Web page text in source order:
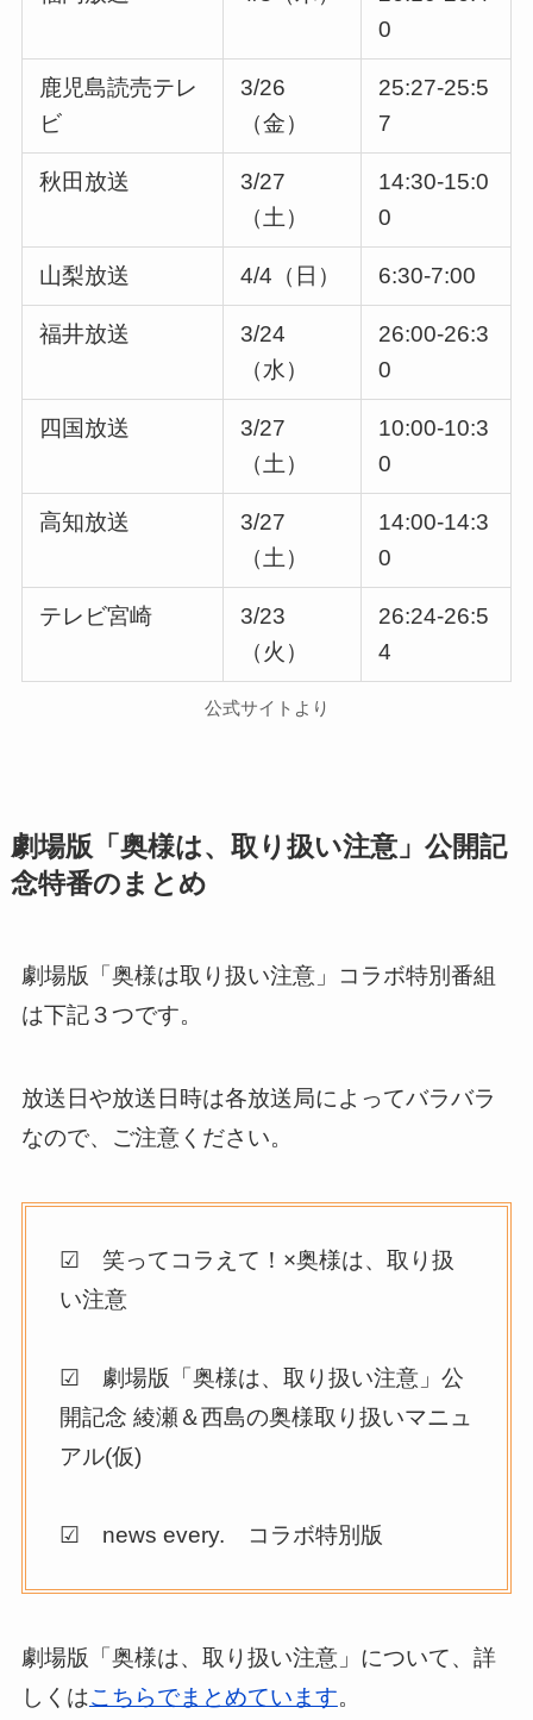
0
鹿児島読売テレ
ビ
3/26
（金）
25:27-25:5
7
秋田放送
3/27
（土）
14:30-15:0
0
山梨放送 4/4（日） 6:30-7:00
福井放送
3/24
（水）
26:00-26:3
0
四国放送
3/27
（土）
10:00-10:3
0
高知放送
3/27
（土）
14:00-14:3
0
テレビ宮崎
3/23
（火）
26:24-26:5
4
公式サイトより
劇場版「奥様は、取り扱い注意」公開記
念特番のまとめ
劇場版「奥様は取り扱い注意」コラボ特別番組
は下記３つです。
放送日や放送日時は各放送局によってバラバラ
なので、ご注意ください。
☑ 笑ってコラえて！×奥様は、取り扱
い注意
☑ 劇場版「奥様は、取り扱い注意」公
開記念 綾瀬＆西島の奥様取り扱いマニュ
アル(仮)
☑ news every. コラボ特別版
劇場版「奥様は、取り扱い注意」について、詳
しくはこちらでまとめています。